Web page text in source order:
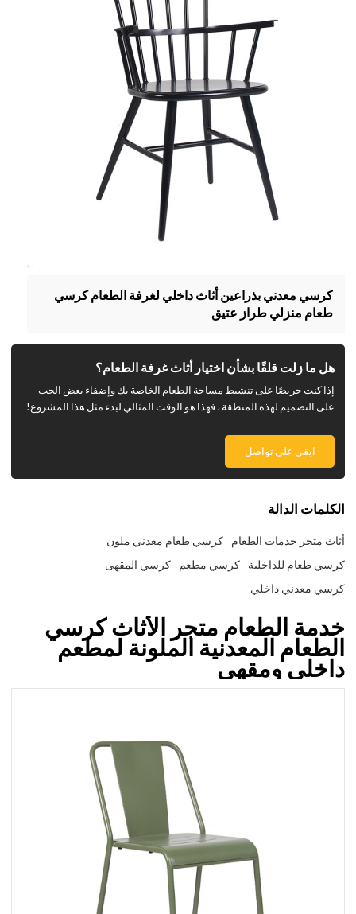
كرسي معدني بذراعين أثاث داخلي لغرفة الطعام كرسي
طعام منزلي طراز عتيق
هل ما زلت قلقًا بشأن اختيار أثاث غرفة الطعام؟
إذا كنت حريصًا على تنشيط مساحة الطعام الخاصة بك وإضفاء بعض الحب
على التصميم لهذه المنطقة ، فهذا هو الوقت المثالي لبدء مثل هذا المشروع!
ابقى على تواصل
الكلمات الدالة
أثاث متجر خدمات الطعام
كرسي طعام معدني ملون
كرسي طعام للداخلية
كرسي مطعم
كرسي المقهى
كرسي معدني داخلي
خدمة الطعام متجر الأثاث كرسي
الطعام المعدنية الملونة لمطعم
داخلي ومقهى